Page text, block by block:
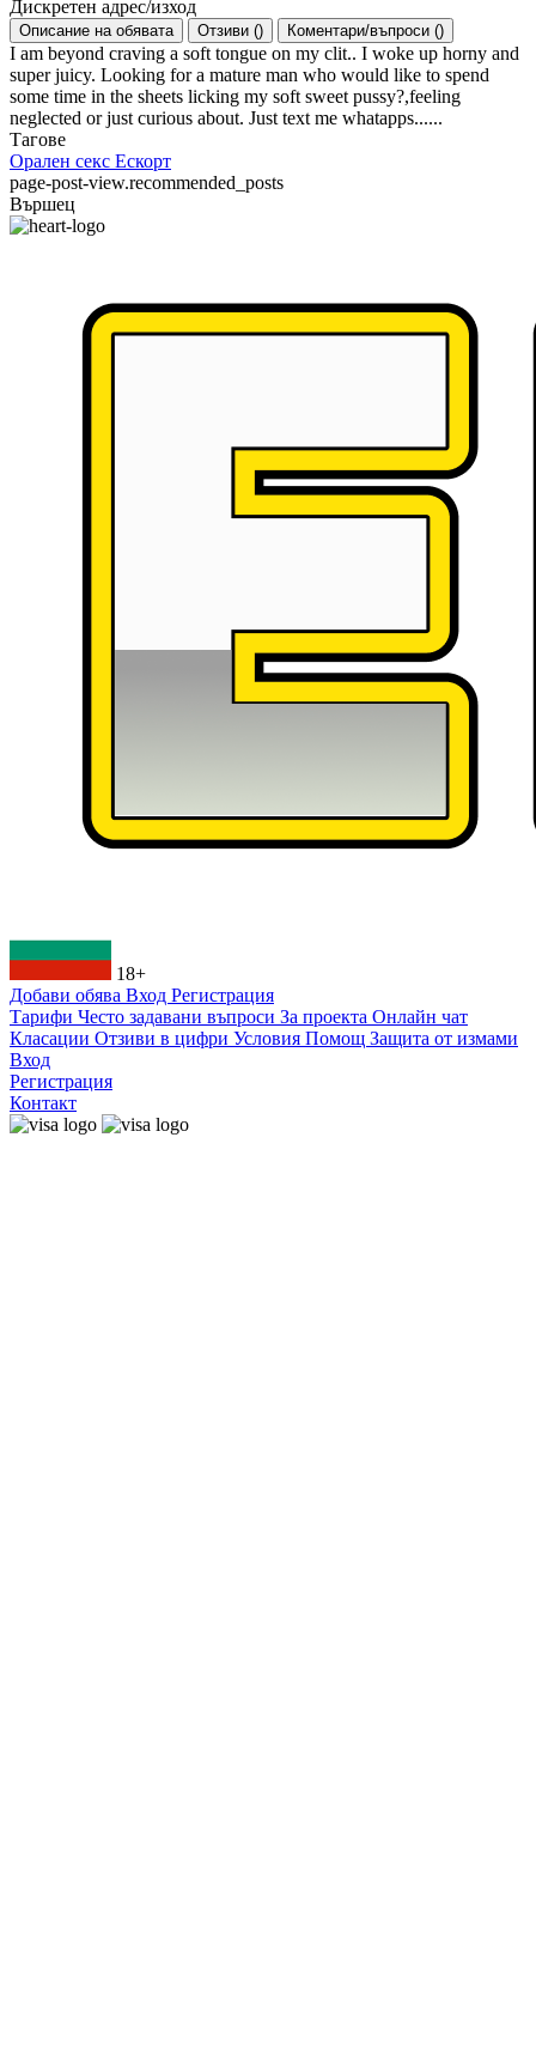
Дискретен адрес/изход
Описание на обявата Отзиви () Коментари/въпроси ()
I am beyond craving a soft tongue on my clit.. I woke up horny and
super juicy. Looking for a mature man who would like to spend
some time in the sheets licking my soft sweet pussy?,feeling
neglected or just curious about. Just text me whatapps......
Тагове
Орален секс Ескорт
page-post-view.recommended_posts
Вършец
18+
Добави обява Вход Регистрация
Тарифи Често задавани въпроси За проекта Онлайн чат
Класации Отзиви в цифри Условия Помощ Защита от измами
Вход
Регистрация
Контакт